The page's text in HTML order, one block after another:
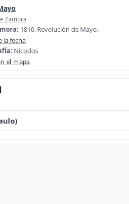
Zamora
1810. Revolución de Mayo.
la fecha
Nicodos
el mapa